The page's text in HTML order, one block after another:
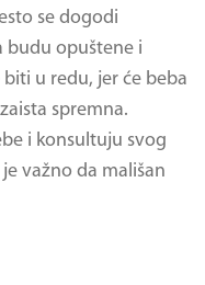
se dogodi
budu opuštene i
u redu, jer će beba
spremna.
i konsultuju svog
važno da mališan